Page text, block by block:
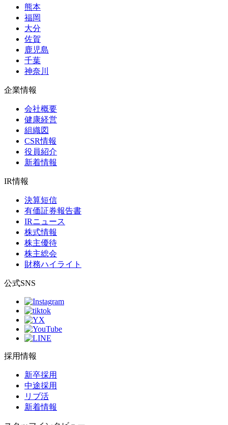
熊本
福岡
大分
佐賀
鹿児島
千葉
神奈川
企業情報
会社概要
健康経営
組織図
CSR情報
役員紹介
新着情報
IR情報
決算短信
有価証券報告書
IRニュース
株式情報
株主優待
株主総会
財務ハイライト
公式SNS
採用情報
新卒採用
中途採用
リブ活
新着情報